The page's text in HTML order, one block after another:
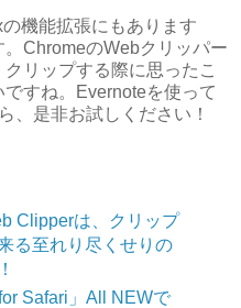
機能拡張にもあります
ChromeのWebクリッパー
リップする際に思ったこ
すね。Evernoteを使って
、是非お試しください！
Clipperは、クリップ
る至れり尽くせりの
Safari」All NEWで